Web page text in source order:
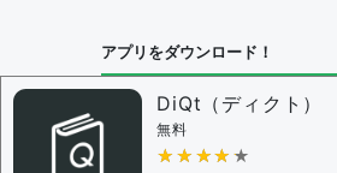
問題の編集権限を持つユーザ
審査に対する投票権限を持つ
ザー
アプリをダウンロード！
DiQt（ディクト）
無料
★★★★★
★★★★★